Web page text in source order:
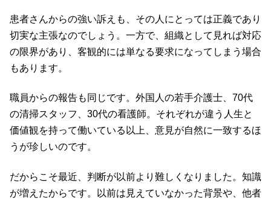
患者さんからの強い訴えも、その人にとっては正義であり
切実な主張なのでしょう。一方で、組織として見れば対応
の限界があり、客観的には単なる要求になってしまう場合
もあります。
職員からの報告も同じです。外国人の若手介護士、70代
の清掃スタッフ、30代の看護師。それぞれが違う人生と
価値観を持って働いている以上、意見が自然に一致するほ
うが珍しいのです。
だからこそ最近、判断が以前より難しくなりました。知識
が増えたからです。以前は見えていなかった背景や、他者